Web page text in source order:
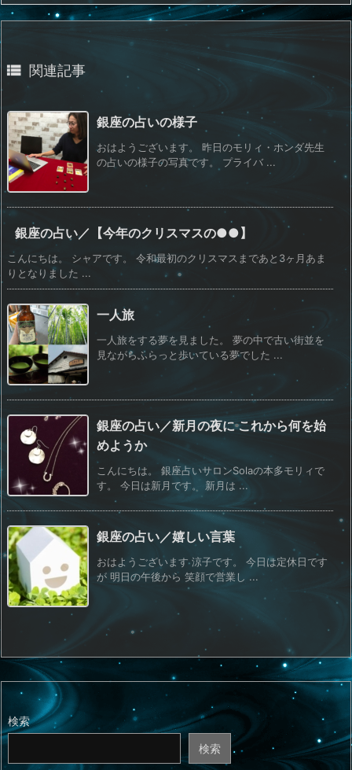
 関連記事
銀座の占いの様子
おはようございます。 昨日のモリィ・ホンダ先生
の占いの様子の写真です。 プライバ ...
銀座の占い／【今年のクリスマスの●●】
こんにちは。 シャアです。 令和最初のクリスマスまであと3ヶ月あま
りとなりました ...
一人旅
一人旅をする夢を見ました。 夢の中で古い街並を
見ながらふらっと歩いている夢でした ...
銀座の占い／新月の夜に これから何を始
めようか
こんにちは。 銀座占いサロンSolaの本多モリィで
す。 今日は新月です。 新月は ...
銀座の占い／嬉しい言葉
おはようございます 涼子です。 今日は定休日です
が 明日の午後から 笑顔で営業し ...
検索
検索